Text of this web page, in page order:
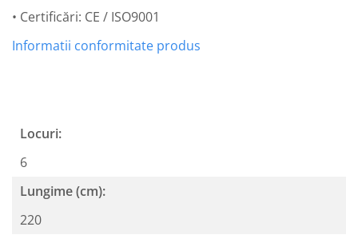
• Certificări: CE / ISO9001
Informatii conformitate produs
Locuri:
6
Lungime (cm):
220